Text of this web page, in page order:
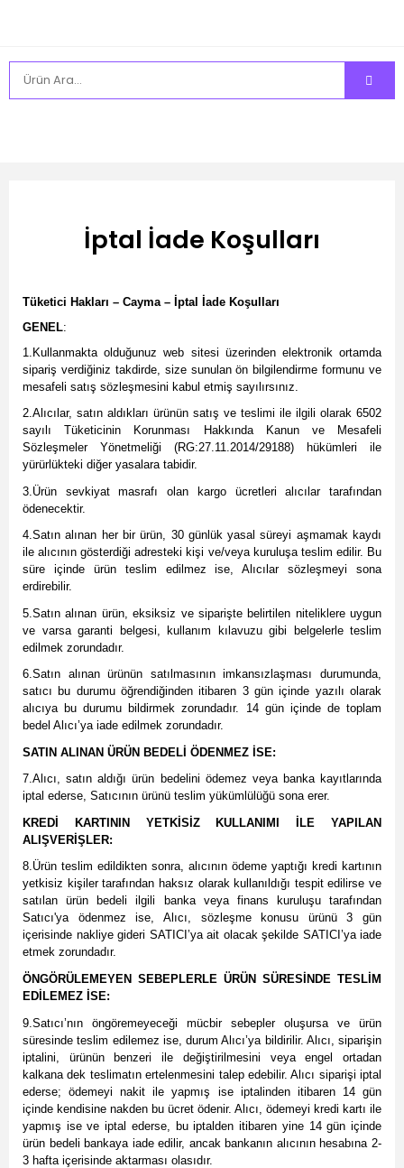
İptal İade Koşulları
Tüketici Hakları – Cayma – İptal İade Koşulları
GENEL:
1.Kullanmakta olduğunuz web sitesi üzerinden elektronik ortamda
sipariş verdiğiniz takdirde, size sunulan ön bilgilendirme formunu ve
mesafeli satış sözleşmesini kabul etmiş sayılırsınız.
2.Alıcılar, satın aldıkları ürünün satış ve teslimi ile ilgili olarak 6502
sayılı Tüketicinin Korunması Hakkında Kanun ve Mesafeli
Sözleşmeler Yönetmeliği (RG:27.11.2014/29188) hükümleri ile
yürürlükteki diğer yasalara tabidir.
3.Ürün sevkiyat masrafı olan kargo ücretleri alıcılar tarafından
ödenecektir.
4.Satın alınan her bir ürün, 30 günlük yasal süreyi aşmamak kaydı
ile alıcının gösterdiği adresteki kişi ve/veya kuruluşa teslim edilir. Bu
süre içinde ürün teslim edilmez ise, Alıcılar sözleşmeyi sona
erdirebilir.
5.Satın alınan ürün, eksiksiz ve siparişte belirtilen niteliklere uygun
ve varsa garanti belgesi, kullanım kılavuzu gibi belgelerle teslim
edilmek zorundadır.
6.Satın alınan ürünün satılmasının imkansızlaşması durumunda,
satıcı bu durumu öğrendiğinden itibaren 3 gün içinde yazılı olarak
alıcıya bu durumu bildirmek zorundadır. 14 gün içinde de toplam
bedel Alıcı’ya iade edilmek zorundadır.
SATIN ALINAN ÜRÜN BEDELİ ÖDENMEZ İSE:
7.Alıcı, satın aldığı ürün bedelini ödemez veya banka kayıtlarında
iptal ederse, Satıcının ürünü teslim yükümlülüğü sona erer.
KREDİ KARTININ YETKİSİZ KULLANIMI İLE YAPILAN
ALIŞVERİŞLER:
8.Ürün teslim edildikten sonra, alıcının ödeme yaptığı kredi kartının
yetkisiz kişiler tarafından haksız olarak kullanıldığı tespit edilirse ve
satılan ürün bedeli ilgili banka veya finans kuruluşu tarafından
Satıcı'ya ödenmez ise, Alıcı, sözleşme konusu ürünü 3 gün
içerisinde nakliye gideri SATICI’ya ait olacak şekilde SATICI’ya iade
etmek zorundadır.
ÖNGÖRÜLEMEYEN SEBEPLERLE ÜRÜN SÜRESİNDE TESLİM
EDİLEMEZ İSE:
9.Satıcı’nın öngöremeyeceği mücbir sebepler oluşursa ve ürün
süresinde teslim edilemez ise, durum Alıcı’ya bildirilir. Alıcı, siparişin
iptalini, ürünün benzeri ile değiştirilmesini veya engel ortadan
kalkana dek teslimatın ertelenmesini talep edebilir. Alıcı siparişi iptal
ederse; ödemeyi nakit ile yapmış ise iptalinden itibaren 14 gün
içinde kendisine nakden bu ücret ödenir. Alıcı, ödemeyi kredi kartı ile
yapmış ise ve iptal ederse, bu iptalden itibaren yine 14 gün içinde
ürün bedeli bankaya iade edilir, ancak bankanın alıcının hesabına 2-
3 hafta içerisinde aktarması olasıdır.